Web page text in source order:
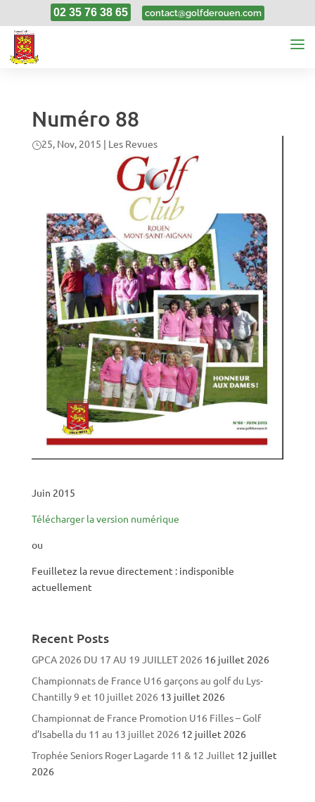
02 35 76 38 65 contact@golfderouen.com
Numéro 88
25, Nov, 2015 | Les Revues
Juin 2015
Télécharger la version numérique
ou
Feuilletez la revue directement : indisponible
actuellement
Recent Posts
GPCA 2026 DU 17 AU 19 JUILLET 2026 16 juillet 2026
Championnats de France U16 garçons au golf du Lys-
Chantilly 9 et 10 juillet 2026 13 juillet 2026
Championnat de France Promotion U16 Filles – Golf
d’Isabella du 11 au 13 juillet 2026 12 juillet 2026
Trophée Seniors Roger Lagarde 11 & 12 Juillet 12 juillet
2026